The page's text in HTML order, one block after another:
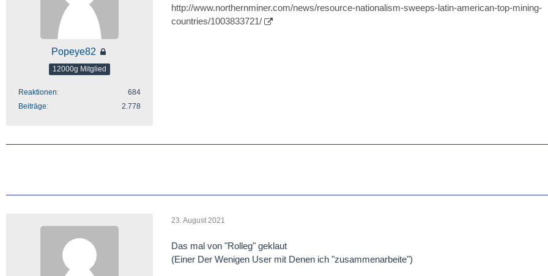
Popeye82
12000g Mitglied
Reaktionen
684
Beiträge
2.778
http://www.northernminer.com/news/resource-nationalism-sweeps-latin-american-top-mining-
countries/1003833721/
23. August 2021
Das mal von "Rolleg" geklaut
(Einer Der Wenigen User mit Denen ich "zusammenarbeite")